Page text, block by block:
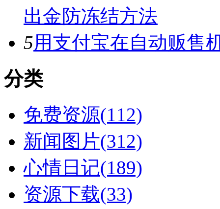
出金防冻结方法
5用支付宝在自动贩售
分类
免费资源(112)
新闻图片(312)
心情日记(189)
资源下载(33)